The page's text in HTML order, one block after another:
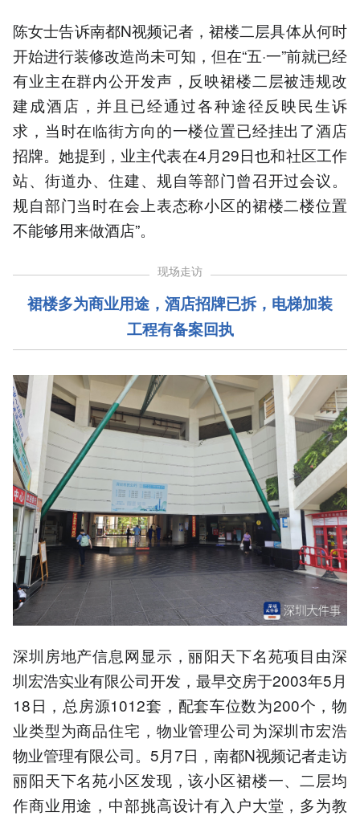
陈女士告诉南都N视频记者，裙楼二层具体从何时
开始进行装修改造尚未可知，但在“五·一”前就已经
有业主在群内公开发声，反映裙楼二层被违规改
建成酒店，并且已经通过各种途径反映民生诉
求，当时在临街方向的一楼位置已经挂出了酒店
招牌。她提到，业主代表在4月29日也和社区工作
站、街道办、住建、规自等部门曾召开过会议。
规自部门当时在会上表态称小区的裙楼二楼位置
不能够用来做酒店”。
现场走访
裙楼多为商业用途，酒店招牌已拆，电梯加装
工程有备案回执
深圳房地产信息网显示，丽阳天下名苑项目由深
圳宏浩实业有限公司开发，最早交房于2003年5月
18日，总房源1012套，配套车位数为200个，物
业类型为商品住宅，物业管理公司为深圳市宏浩
物业管理有限公司。5月7日，南都N视频记者走访
丽阳天下名苑小区发现，该小区裙楼一、二层均
作商业用途，中部挑高设计有入户大堂，多为教